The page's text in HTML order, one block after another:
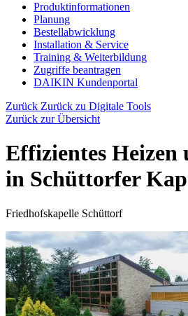
Produktinformationen
Planung
Bestellabwicklung
Installation & Service
Training & Weiterbildung
Zugriffe beantragen
DAIKIN Kundenportal
Zurück Zurück zu Digitale Tools
Zurück zur Übersicht
Effizientes
in Schüttorfer
Friedhofskapelle Schüttorf